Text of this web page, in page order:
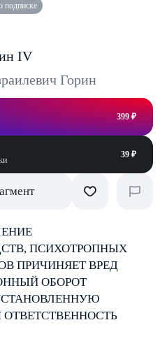
подписке
IV
Горин
399 ₽
39 ₽
ПСИХОТРОПНЫХ
ПРИЧИНЯЕТ ВРЕД
ОБОРОТ